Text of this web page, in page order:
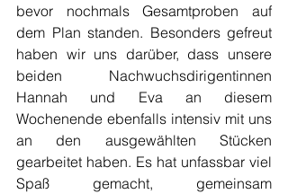
bevor nochmals Gesamtproben auf
dem Plan standen. Besonders gefreut
haben wir uns darüber, dass unsere
beiden Nachwuchsdirigentinnen
Hannah und Eva an diesem
Wochenende ebenfalls intensiv mit uns
an den ausgewählten Stücken
gearbeitet haben. Es hat unfassbar viel
Spaß gemacht, gemeinsam